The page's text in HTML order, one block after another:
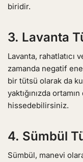
biridir.
3. Lavanta
Lavanta, rahatlatıcı
zamanda negatif
bir tütsü olarak da
yaktığınızda
hissedebilirsiniz.
4. Sümbül
Sümbül, manevi